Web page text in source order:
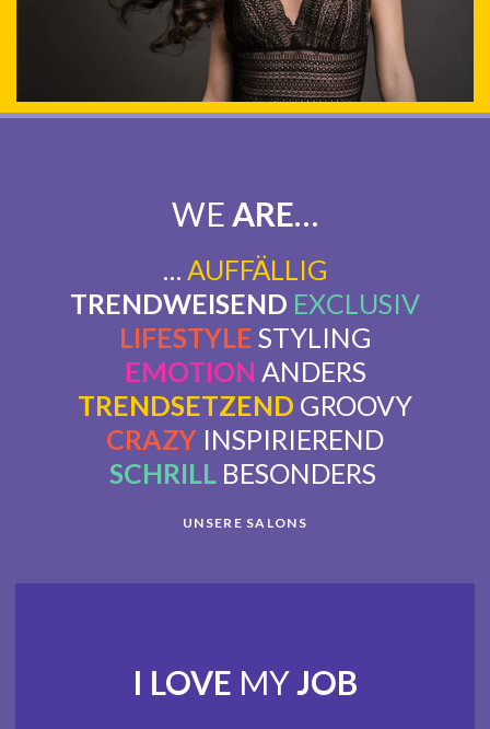
WE ARE…
… AUFFÄLLIG
TRENDWEISEND EXCLUSIV
LIFESTYLE STYLING
EMOTION ANDERS
TRENDSETZEND GROOVY
CRAZY INSPIRIEREND
SCHRILL BESONDERS
UNSERE SALONS
I LOVE MYJOB